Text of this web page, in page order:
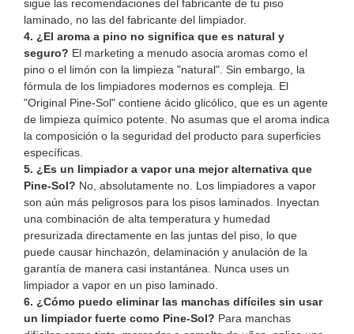
sigue las recomendaciones del fabricante de tu piso
laminado, no las del fabricante del limpiador.
4. ¿El aroma a pino no significa que es natural y
seguro? El marketing a menudo asocia aromas como el
pino o el limón con la limpieza "natural". Sin embargo, la
fórmula de los limpiadores modernos es compleja. El
"Original Pine-Sol" contiene ácido glicólico, que es un agente
de limpieza químico potente. No asumas que el aroma indica
la composición o la seguridad del producto para superficies
específicas.
5. ¿Es un limpiador a vapor una mejor alternativa que
Pine-Sol? No, absolutamente no. Los limpiadores a vapor
son aún más peligrosos para los pisos laminados. Inyectan
una combinación de alta temperatura y humedad
presurizada directamente en las juntas del piso, lo que
puede causar hinchazón, delaminación y anulación de la
garantía de manera casi instantánea. Nunca uses un
limpiador a vapor en un piso laminado.
6. ¿Cómo puedo eliminar las manchas difíciles sin usar
un limpiador fuerte como Pine-Sol? Para manchas